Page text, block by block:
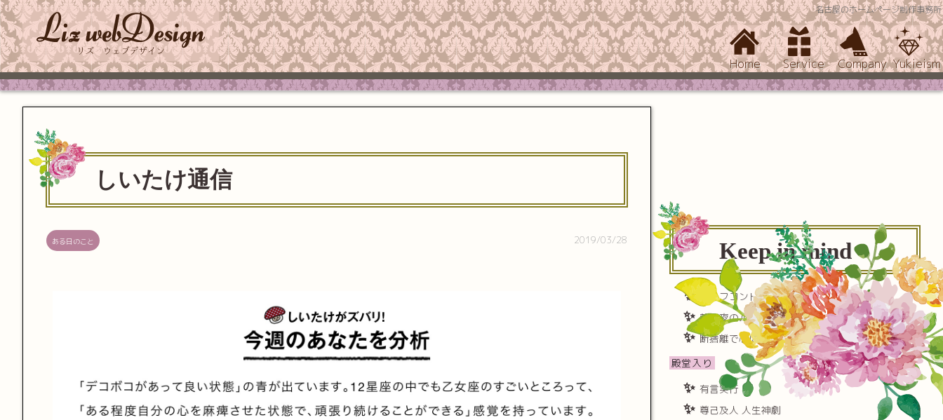
名古屋のホームページ制作事務所
Home Service Company Yukieism
しいたけ通信
ある日のこと 2019/03/28 Keep in mind
セルフコントロール(自己制御)
朝と夜のルーチンを極める
断捨離で心に隙間をつくる
殿堂入り
有言実行
尊己及人 人生神劇